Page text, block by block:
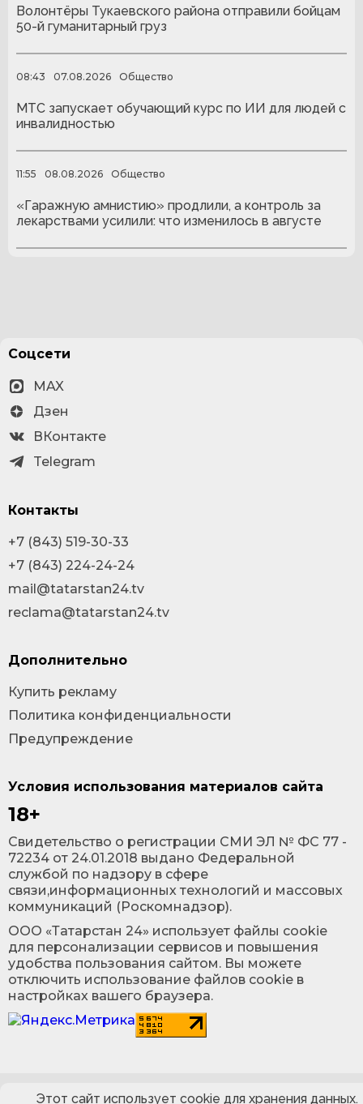
Волонтёры Тукаевского района отправили бойцам
50-й гуманитарный груз
08:43 07.08.2026 Общество
МТС запускает обучающий курс по ИИ для людей с
инвалидностью
11:55 08.08.2026 Общество
«Гаражную амнистию» продлили, а контроль за
лекарствами усилили: что изменилось в августе
Условия использования материалов сайта
18+
Cвидетельство о регистрации СМИ ЭЛ № ФС 77 -
72234 от 24.01.2018 выдано Федеральной
службой по надзору в сфере
связи,информационных технологий и массовых
коммуникаций (Роскомнадзор).
ООО «Татарстан 24» использует файлы cookie
для персонализации сервисов и повышения
удобства пользования сайтом. Вы можете
отключить использование файлов cookie в
настройках вашего браузера.
Соцсети
MAX
Дзен
ВКонтакте
Telegram
Контакты
+7 (843) 519-30-33
+7 (843) 224-24-24
mail@tatarstan24.tv
reclama@tatarstan24.tv
Дополнительно
Купить рекламу
Политика конфиденциальности
Предупреждение
Этот сайт использует cookie для хранения данных.